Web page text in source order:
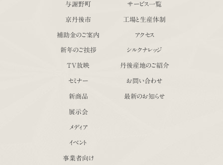
与謝野町
京丹後市
補助金のご案内
新年のご挨拶
TV放映
セミナー
新商品
展示会
メディア
イベント
事業者向け
サービス一覧
工場と生産体制
アクセス
シルクナレッジ
丹後産地のご紹介
お問い合わせ
最新のお知らせ